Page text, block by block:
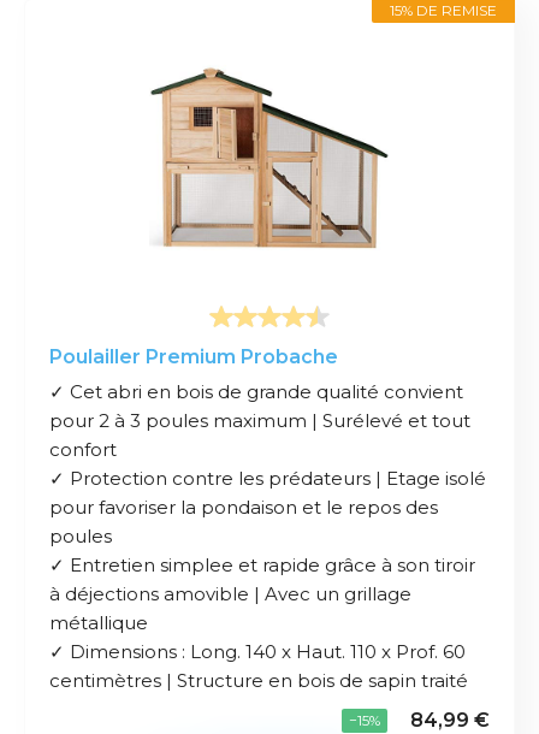
15% DE REMISE
Poulailler Premium Probache
✓ Cet abri en bois de grande qualité convient
pour 2 à 3 poules maximum | Surélevé et tout
confort
✓ Protection contre les prédateurs | Etage isolé
pour favoriser la pondaison et le repos des
poules
✓ Entretien simplee et rapide grâce à son tiroir
à déjections amovible | Avec un grillage
métallique
✓ Dimensions : Long. 140 x Haut. 110 x Prof. 60
centimètres | Structure en bois de sapin traité
−15% 84,99 €